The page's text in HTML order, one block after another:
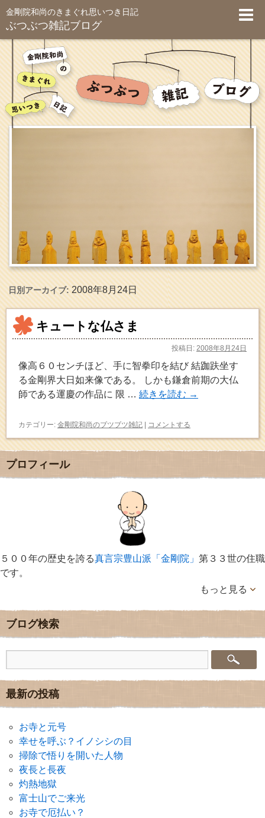
金剛院和尚のきまぐれ思いつき日記
ぶつぶつ雑記ブログ
日別アーカイブ:2008年8月24日
キュートな仏さま
投稿日: 2008年8月24日
像高６０センチほど、手に智拳印を結び 結跏趺坐す
る金剛界大日如来像である。 しかも鎌倉前期の大仏
師である運慶の作品に 限 … 続きを読む →
カテゴリー: 金剛院和尚のブツブツ雑記 | コメントする
プロフィール
５００年の歴史を誇る真言宗豊山派「金剛院」 第３３世の住職
です。
もっと見る
ブログ検索
最新の投稿
お寺と元号
幸せを呼ぶ？イノシシの目
掃除で悟りを開いた人物
夜長と長夜
灼熱地獄
富士山でご来光
お寺で厄払い？